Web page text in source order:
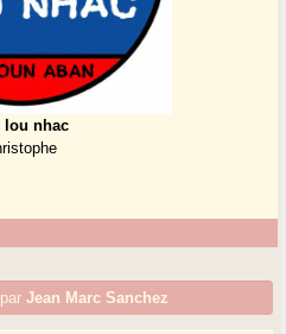
lou nhac
parJean Marc Sanchez